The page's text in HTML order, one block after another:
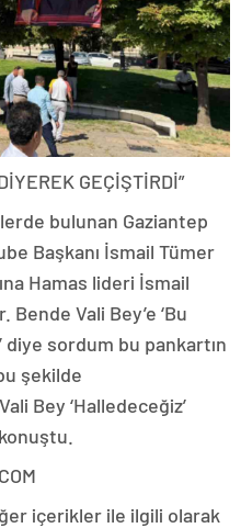
GEÇİŞTİRDİ”
bulunan Gaziantep
Başkanı İsmail Tümer
Hamas lideri İsmail
Bende Vali Bey’e ‘Bu
diye sordum bu pankartın
şekilde
Bey ‘Halledeceğiz’
içerikler ile ilgili olarak